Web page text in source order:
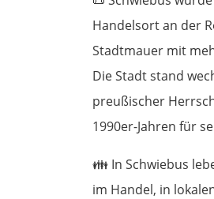
Handelsort an der
Stadtmauer mit
Die Stadt stand
preußischer
1990er-Jahren für
👪 In Schwiebus
im Handel, in